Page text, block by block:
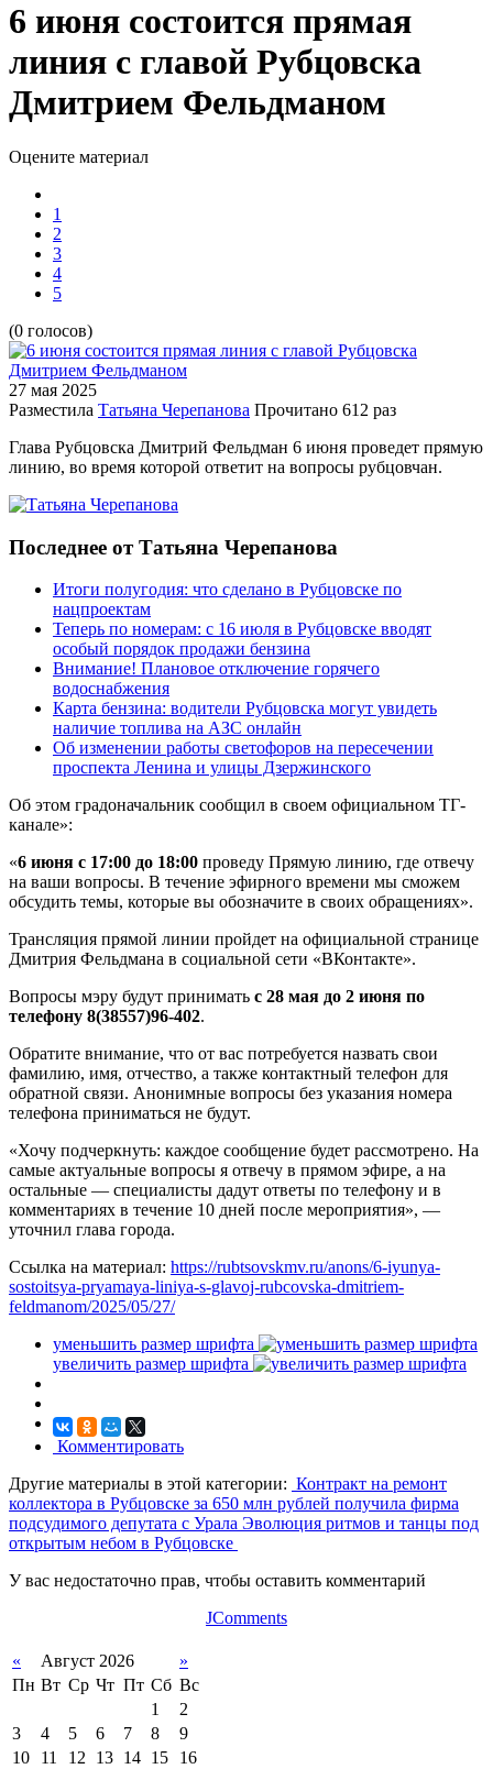
6 июня состоится прямая
линия с главой Рубцовска
Дмитрием Фельдманом
Оцените материал
1
2
3
4
5
(0 голосов)
27 мая 2025
Разместила Татьяна Черепанова Прочитано 612 раз
Глава Рубцовска Дмитрий Фельдман 6 июня проведет прямую
линию, во время которой ответит на вопросы рубцовчан.
Последнее от Татьяна Черепанова
Итоги полугодия: что сделано в Рубцовске по
нацпроектам
Теперь по номерам: с 16 июля в Рубцовске вводят
особый порядок продажи бензина
Внимание! Плановое отключение горячего
водоснабжения
Карта бензина: водители Рубцовска могут увидеть
наличие топлива на АЗС онлайн
Об изменении работы светофоров на пересечении
проспекта Ленина и улицы Дзержинского
Об этом градоначальник сообщил в своем официальном ТГ-
канале»:
«6 июня с 17:00 до 18:00 проведу Прямую линию, где отвечу
на ваши вопросы. В течение эфирного времени мы сможем
обсудить темы, которые вы обозначите в своих обращениях».
Трансляция прямой линии пройдет на официальной странице
Дмитрия Фельдмана в социальной сети «ВКонтакте».
Вопросы мэру будут принимать с 28 мая до 2 июня по
телефону 8(38557)96-402.
Обратите внимание, что от вас потребуется назвать свои
фамилию, имя, отчество, а также контактный телефон для
обратной связи. Анонимные вопросы без указания номера
телефона приниматься не будут.
«Хочу подчеркнуть: каждое сообщение будет рассмотрено. На
самые актуальные вопросы я отвечу в прямом эфире, а на
остальные — специалисты дадут ответы по телефону и в
комментариях в течение 10 дней после мероприятия», —
уточнил глава города.
Ссылка на материал: https://rubtsovskmv.ru/anons/6-iyunya-
sostoitsya-pryamaya-liniya-s-glavoj-rubcovska-dmitriem-
feldmanom/2025/05/27/
уменьшить размер шрифта
увеличить размер шрифта
Комментировать
Другие материалы в этой категории: Контракт на ремонт
коллектора в Рубцовске за 650 млн рублей получила фирма
подсудимого депутата с Урала Эволюция ритмов и танцы под
открытым небом в Рубцовске
У вас недостаточно прав, чтобы оставить комментарий
JComments
« Август 2026
»
Пн Вт Ср Чт Пт Сб Вс
1
2
3
4 5 6 7 8
9
10
11 12 13 14 15
16